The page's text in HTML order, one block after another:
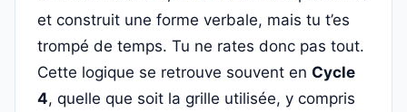
et construit une forme verbale, mais tu t’es
trompé de temps. Tu ne rates donc pas tout.
Cette logique se retrouve souvent en Cycle
4, quelle que soit la grille utilisée, y compris